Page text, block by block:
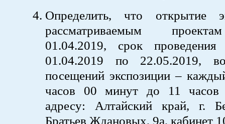
Определить, что открытие
рассматриваемым
01.04.2019, срок проведения
01.04.2019 по 22.05.2019,
посещений экспозиции –
часов 00 минут до 11
адресу: Алтайский край, г.
Братьев Ждановых, 9а, кабинет